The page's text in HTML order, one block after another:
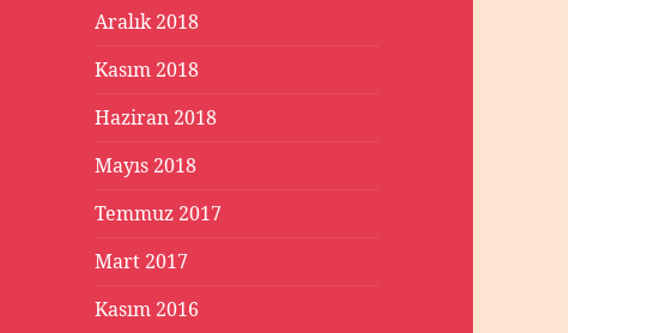
Aralık 2018
Kasım 2018
Haziran 2018
Mayıs 2018
Temmuz 2017
Mart 2017
Kasım 2016